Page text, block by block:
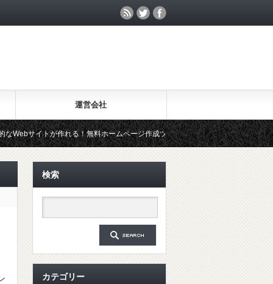
運営会社
れる！無料ホームページ作成ツール「Wix」を試してみた 20年先
検索
カテゴリー